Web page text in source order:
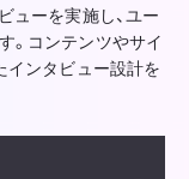
ューを実施し、ユー
。コンテンツやサイ
インタビュー設計を